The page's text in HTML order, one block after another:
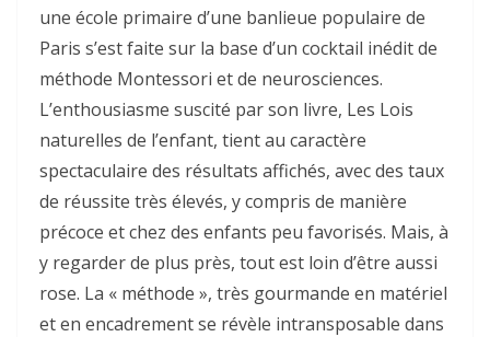
une école primaire d’une banlieue populaire de
Paris s’est faite sur la base d’un cocktail inédit de
méthode Montessori et de neurosciences.
L’enthousiasme suscité par son livre, Les Lois
natu­relles de l’enfant, tient au caractère
spectaculaire des résultats affichés, avec des taux
de réussite très élevés, y compris de manière
précoce et chez des enfants­ peu favorisés. Mais, à
y regarder de plus près, tout est loin d’être aussi
rose. La « méthode », très gourmande en maté­riel
et en encadrement se révèle intrans­po­sable dans